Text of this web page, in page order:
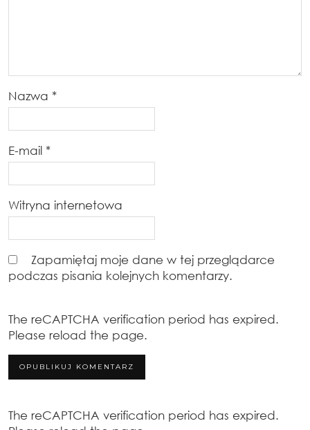
Nazwa *
E-mail *
Witryna internetowa
Zapamiętaj moje dane w tej przeglądarce
podczas pisania kolejnych komentarzy.
The reCAPTCHA verification period has expired.
Please reload the page.
The reCAPTCHA verification period has expired.